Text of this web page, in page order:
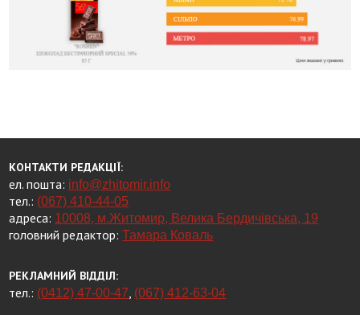
КОНТАКТИ РЕДАКЦІЇ:
ел. пошта: info@zhitomir.info
тел.: (067) 410-44-05
адреса: 10008, м.Житомир, Велика Бердичівська, 19
головний редактор:Тамара Коваль
РЕКЛАМНИЙ ВІДДІЛ:
тел.: (0412) 47-00-47, (067) 412-63-04